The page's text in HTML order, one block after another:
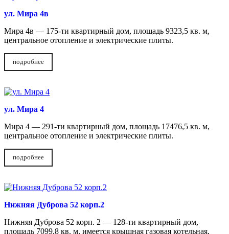
ул. Мира 4в
Мира 4в — 175-ти квартирный дом, площадь 9323,5 кв. м,
центральное отопление и электрические плиты.
подробнее
ул. Мира 4
Мира 4 — 291-ти квартирный дом, площадь 17476,5 кв. м,
центральное отопление и электрические плиты.
подробнее
Нижняя Дуброва 52 корп.2
Нижняя Дуброва 52 корп. 2 — 128-ти квартирный дом,
площадь 7099,8 кв. м, имеется крышная газовая котельная,